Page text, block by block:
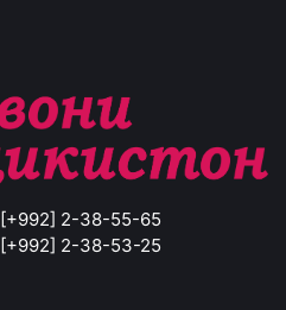
[+992] 2-38-55-65
[+992] 2-38-53-25